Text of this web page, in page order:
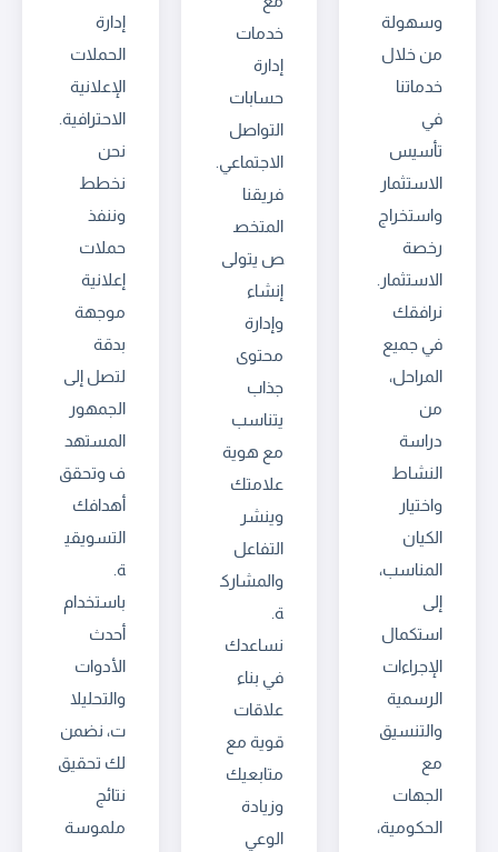
وسهولة
من خلال
خدماتنا
في
تأسيس
الاستثمار
واستخراج
رخصة
الاستثمار.
نرافقك
في جميع
المراحل،
من
دراسة
النشاط
واختيار
الكيان
المناسب،
إلى
استكمال
الإجراءات
الرسمية
والتنسيق
مع
الجهات
الحكومية،
خدمات
إدارة
حسابات
التواصل
الاجتماعي.
فريقنا
المتخص
ص يتولى
إنشاء
وإدارة
محتوى
جذاب
يتناسب
مع هوية
علامتك
وينشر
التفاعل
والمشارك
ة.
نساعدك
في بناء
علاقات
قوية مع
متابعيك
وزيادة
الوعي
إدارة
الحملات
الإعلانية
الاحترافية.
نحن
نخطط
وننفذ
حملات
إعلانية
موجهة
بدقة
لتصل إلى
الجمهور
المستهد
ف وتحقق
أهدافك
التسويقي
ة.
باستخدام
أحدث
الأدوات
والتحليلا
ت، نضمن
لك تحقيق
نتائج
ملموسة